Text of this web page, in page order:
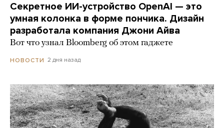
Секретное ИИ-устройство OpenAI — это
умная колонка в форме пончика. Дизайн
разработала компания Джони Айва
Вот что узнал Bloomberg об этом гаджете
НОВОСТИ 2 дня назад